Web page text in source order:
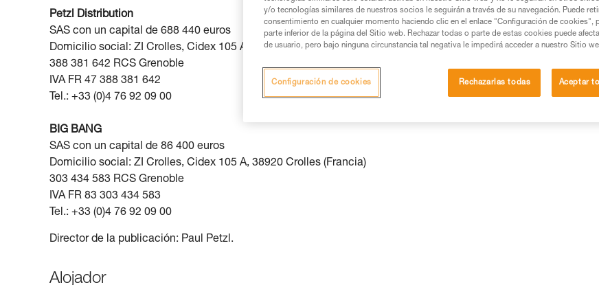
Petzl Distribution
SAS con un capital de 688 440 euros
Domicilio social: ZI Crolles, Cidex 105 A, 38920 Crolles (Francia)
388 381 642 RCS Grenoble
IVA FR 47 388 381 642
Tel.: +33 (0)4 76 92 09 00
BIG BANG
SAS con un capital de 86 400 euros
Domicilio social: ZI Crolles, Cidex 105 A, 38920 Crolles (Francia)
303 434 583 RCS Grenoble
IVA FR 83 303 434 583
Tel.: +33 (0)4 76 92 09 00
Director de la publicación: Paul Petzl.
Alojador
y/o tecnologías similares de nuestros socios le seguirán a través de su navegación. Puede
consentimiento en cualquier momento haciendo clic en el enlace "Configuración de cookies",
parte inferior de la página del Sitio web. Rechazar todas o parte de estas cookies puede
de usuario, pero bajo ninguna circunstancia tal negativa le impedirá acceder a nuestro Sitio
Rechazarlas todas Aceptar
Configuración de cookies